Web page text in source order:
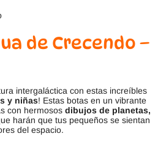
de Crecendo –
intergaláctica con estas increíbles
y niñas! Estas botas en un vibrante
con hermosos dibujos de planetas,
harán que tus pequeños se sientan
del espacio.